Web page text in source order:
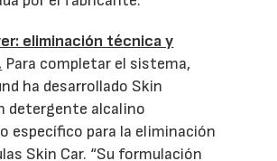
eliminación técnica y
Para completar el sistema,
ha desarrollado Skin
detergente alcalino
específico para la eliminación
Skin Car. “Su formulación